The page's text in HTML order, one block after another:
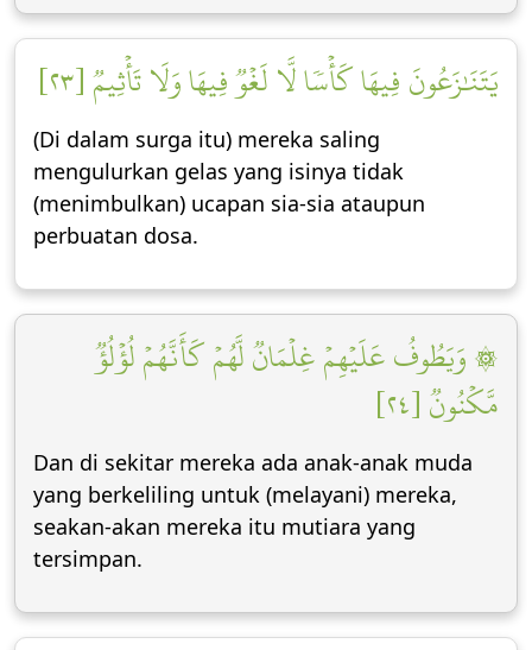
يَتَنَٰزَعُونَ فِيهَا كَأۡسٗا لَّا لَغۡوٞ فِيهَا وَلَا تَأۡثِيمٞ [٢٣]
(Di dalam surga itu) mereka saling
mengulurkan gelas yang isinya tidak
(menimbulkan) ucapan sia-sia ataupun
perbuatan dosa.
۞ وَيَطُوفُ عَلَيۡهِمۡ غِلۡمَانٞ لَّهُمۡ كَأَنَّهُمۡ لُؤۡلُؤٞ
مَّكۡنُونٞ [٢٤]
Dan di sekitar mereka ada anak-anak muda
yang berkeliling untuk (melayani) mereka,
seakan-akan mereka itu mutiara yang
tersimpan.